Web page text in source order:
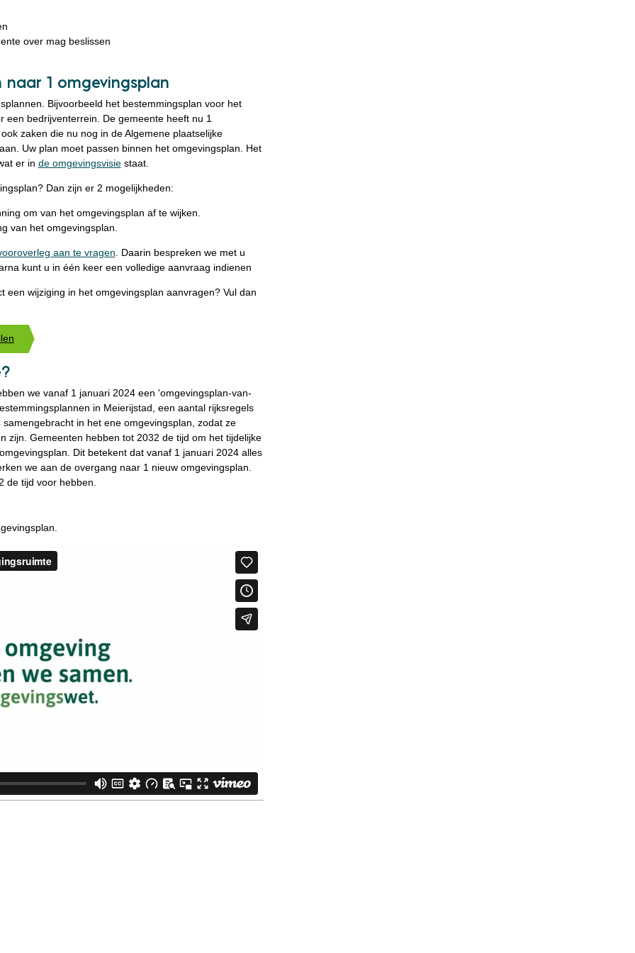
over mag beslissen
1 omgevingsplan
Bijvoorbeeld het bestemmingsplan voor het
bedrijventerrein. De gemeente heeft nu 1
zaken die nu nog in de Algemene plaatselijke
Uw plan moet passen binnen het omgevingsplan. Het
er in de omgevingsvisiestaat.
Dan zijn er 2 mogelijkheden:
om van het omgevingsplan af te wijken.
van het omgevingsplan.
aan te vragen . Daarin bespreken we met u
kunt u in één keer een volledige aanvraag indienen
een wijziging in het omgevingsplan aanvragen? Vul dan
we vanaf 1 januari 2024 een 'omgevingsplan-van-
in Meierijstad, een aantal rijksregels
in het ene omgevingsplan, zodat ze
zijn. Gemeenten hebben tot 2032 de tijd om het tijdelijke
Dit betekent dat vanaf 1 januari 2024 alles
we aan de overgang naar 1 nieuw omgevingsplan.
de tijd voor hebben.